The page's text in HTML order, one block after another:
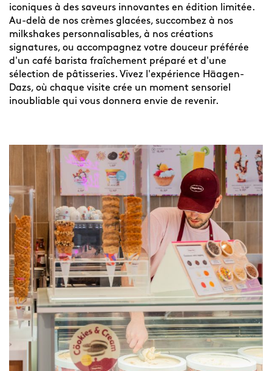
iconiques à des saveurs innovantes en édition limitée.
Au-delà de nos crèmes glacées, succombez à nos
milkshakes personnalisables, à nos créations
signatures, ou accompagnez votre douceur préférée
d'un café barista fraîchement préparé et d'une
sélection de pâtisseries. Vivez l'expérience Häagen-
Dazs, où chaque visite crée un moment sensoriel
inoubliable qui vous donnera envie de revenir.